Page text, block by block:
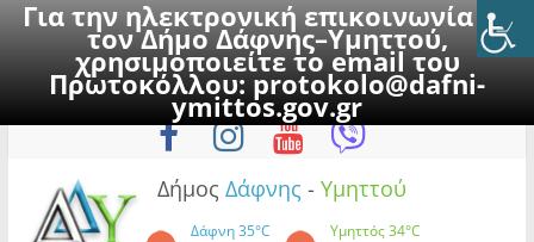
Για την ηλεκτρονική επικοινωνία με
τον Δήμο Δάφνης–Υμηττού,
χρησιμοποιείτε το email του
Πρωτοκόλλου:protokolo@dafni-
ymittos.gov.gr
to
Παρασκευή, 7 Αυγούστου 2026
Δήμος Δάφνης - Υμηττού
Δάφνη35°C Υμηττός34°C